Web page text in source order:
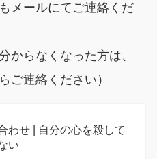
メールにてご連絡くだ
からなくなった方は、
ご連絡ください）
わせ | 自分の心を殺して
い